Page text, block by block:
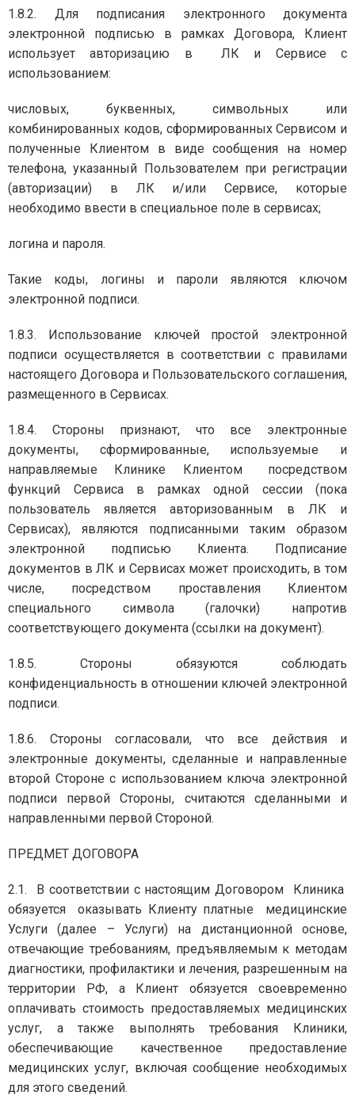
1.8.2. Для подписания электронного документа
электронной подписью в рамках Договора, Клиент
использует авторизацию в ЛК и Сервисе с
использованием:
числовых, буквенных, символьных или
комбинированных кодов, сформированных Сервисом и
полученные Клиентом в виде сообщения на номер
телефона, указанный Пользователем при регистрации
(авторизации) в ЛК и/или Сервисе, которые
необходимо ввести в специальное поле в сервисах;
логина и пароля.
Такие коды, логины и пароли являются ключом
электронной подписи.
1.8.3. Использование ключей простой электронной
подписи осуществляется в соответствии с правилами
настоящего Договора и Пользовательского соглашения,
размещенного в Сервисах.
1.8.4. Стороны признают, что все электронные
документы, сформированные, используемые и
направляемые Клинике Клиентом посредством
функций Сервиса в рамках одной сессии (пока
пользователь является авторизованным в ЛК и
Сервисах), являются подписанными таким образом
электронной подписью Клиента. Подписание
документов в ЛК и Сервисах может происходить, в том
числе, посредством проставления Клиентом
специального символа (галочки) напротив
соответствующего документа (ссылки на документ).
1.8.5. Стороны обязуются соблюдать
конфиденциальность в отношении ключей электронной
подписи.
1.8.6. Стороны согласовали, что все действия и
электронные документы, сделанные и направленные
второй Стороне с использованием ключа электронной
подписи первой Стороны, считаются сделанными и
направленными первой Стороной.
ПРЕДМЕТ ДОГОВОРА
2.1. В соответствии с настоящим Договором Клиника
обязуется оказывать Клиенту платные медицинские
Услуги (далее – Услуги) на дистанционной основе,
отвечающие требованиям, предъявляемым к методам
диагностики, профилактики и лечения, разрешенным на
территории РФ, а Клиент обязуется своевременно
оплачивать стоимость предоставляемых медицинских
услуг, а также выполнять требования Клиники,
обеспечивающие качественное предоставление
медицинских услуг, включая сообщение необходимых
для этого сведений.